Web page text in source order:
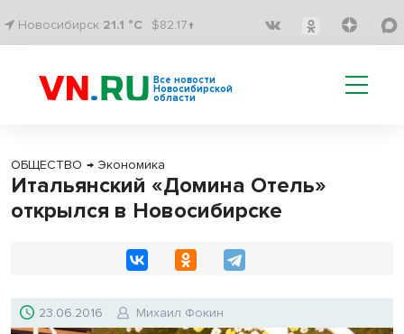
Новосибирск 21.1 °C $82.17↑
Все новости
Новосибирской
области
ОБЩЕСТВО → Экономика
Итальянский «Домина Отель»
открылся в Новосибирске
23.06.2016 Михаил Фокин